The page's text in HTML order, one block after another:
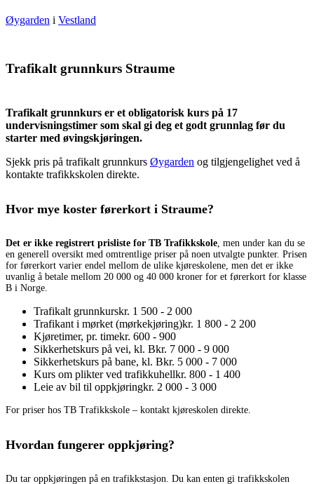
Øygarden i Vestland
Trafikalt grunnkurs Straume
Trafikalt grunnkurs er et obligatorisk kurs på 17
undervisningstimer som skal gi deg et godt grunnlag før du
starter med øvingskjøringen.
Sjekk pris på trafikalt grunnkurs Øygarden og tilgjengelighet ved å
kontakte trafikkskolen direkte.
Hvor mye koster førerkort i Straume?
Det er ikke registrert prisliste for TB Trafikkskole, men under kan du se
en generell oversikt med omtrentlige priser på noen utvalgte punkter. Prisen
for førerkort varier endel mellom de ulike kjøreskolene, men det er ikke
uvanlig å betale mellom 20 000 og 40 000 kroner for et førerkort for klasse
B i Norge.
Trafikalt grunnkurskr. 1 500 - 2 000
Trafikant i mørket (mørkekjøring)kr. 1 800 - 2 200
Kjøretimer, pr. timekr. 600 - 900
Sikkerhetskurs på vei, kl. Bkr. 7 000 - 9 000
Sikkerhetskurs på bane, kl. Bkr. 5 000 - 7 000
Kurs om plikter ved trafikkuhellkr. 800 - 1 400
Leie av bil til oppkjøringkr. 2 000 - 3 000
For priser hos TB Trafikkskole – kontakt kjøreskolen direkte.
Hvordan fungerer oppkjøring?
Du tar oppkjøringen på en trafikkstasjon. Du kan enten gi trafikkskolen